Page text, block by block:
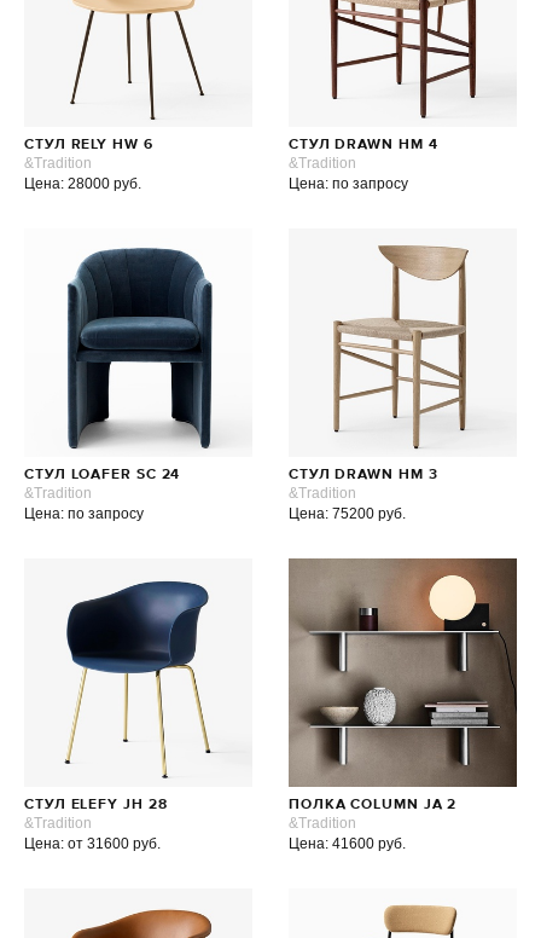
СТУЛ RELY HW 6
&Tradition
Цена: 28000 руб.
СТУЛ DRAWN HM 4
&Tradition
Цена: по запросу
СТУЛ LOAFER SC 24
&Tradition
Цена: по запросу
СТУЛ DRAWN HM 3
&Tradition
Цена: 75200 руб.
СТУЛ ELEFY JH 28
&Tradition
Цена: от 31600 руб.
ПОЛКА COLUMN JA 2
&Tradition
Цена: 41600 руб.